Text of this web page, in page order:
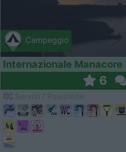
Campeggio
Internazionale Manacore
6